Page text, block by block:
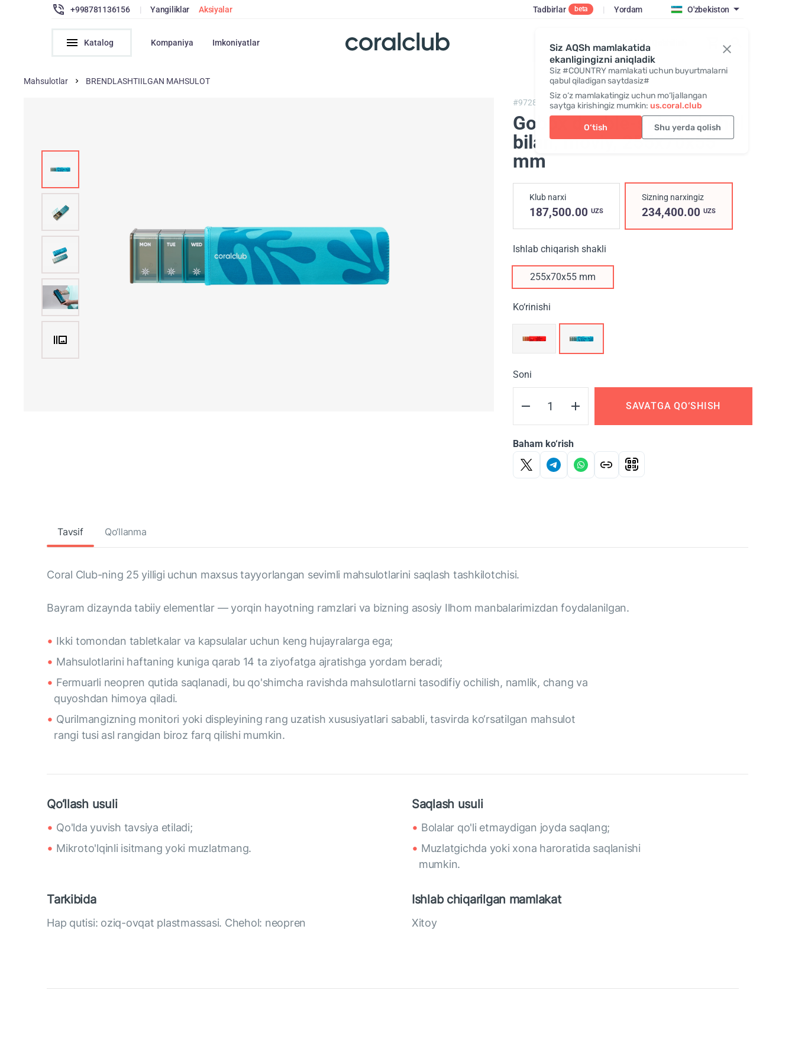
Siz AQSh mamlakatida
ekanligingizni aniqladik
Siz #COUNTRY mamlakati uchun buyurtmalarni
qabul qiladigan saytdasiz#
Siz o‘z mamlakatingiz uchun mo‘ljallangan
saytga kirishingiz mumkin: us.coral.club
O‘tish Shu yerda qolish
+998781136156 | Yangiliklar Aksiyalar Tadbirlar beta | Yordam O'zbekiston
Katalog Kompaniya Imkoniyatlar Kirish / Qo‘shilish
Mahsulotlar BRENDLASHTIILGAN MAHSULOT
#97288, Gobox double-sided "25th anniversary"
Gobox double-sided chehol
bilan, moviy, 255х70х55
mm
Klub narxi
187,500.00 UZS
Sizning narxingiz
234,400.00 UZS
Ishlab chiqarish shakli
255х70х55 mm
Ko‘rinishi
Soni
SAVATGA QO‘SHISH
Baham ko‘rish
Tavsif Qo‘llanma
Coral Club-ning 25 yilligi uchun maxsus tayyorlangan sevimli mahsulotlarini saqlash tashkilotchisi.
Bayram dizaynda tabiiy elementlar — yorqin hayotning ramzlari va bizning asosiy Ilhom manbalarimizdan foydalanilgan.
Ikki tomondan tabletkalar va kapsulalar uchun keng hujayralarga ega;
Мahsulotlarini haftaning kuniga qarab 14 ta ziyofatga ajratishga yordam beradi;
Fermuarli neopren qutida saqlanadi, bu qo'shimcha ravishda mahsulotlarni tasodifiy ochilish, namlik, chang va
quyoshdan himoya qiladi.
Qurilmangizning monitori yoki displeyining rang uzatish xususiyatlari sababli, tasvirda ko‘rsatilgan mahsulot
rangi tusi asl rangidan biroz farq qilishi mumkin.
Qo‘llash usuli
Qo'lda yuvish tavsiya etiladi;
Mikroto'lqinli isitmang yoki muzlatmang.
Saqlash usuli
Bolalar qo'li etmaydigan joyda saqlang;
Muzlatgichda yoki xona haroratida saqlanishi
mumkin.
Tarkibida
Hap qutisi: oziq-ovqat plastmassasi. Chehol: neopren
Ishlab chiqarilgan mamlakat
Xitoy